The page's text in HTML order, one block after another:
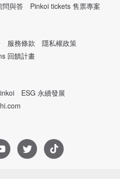
問與答 Pinkoi tickets 售票專案
服務條款
隱私權政策
回饋計畫
ESG 永續發展